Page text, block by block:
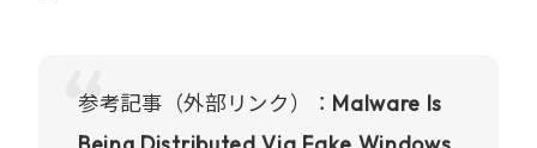
参考記事（外部リンク）： Malware Is